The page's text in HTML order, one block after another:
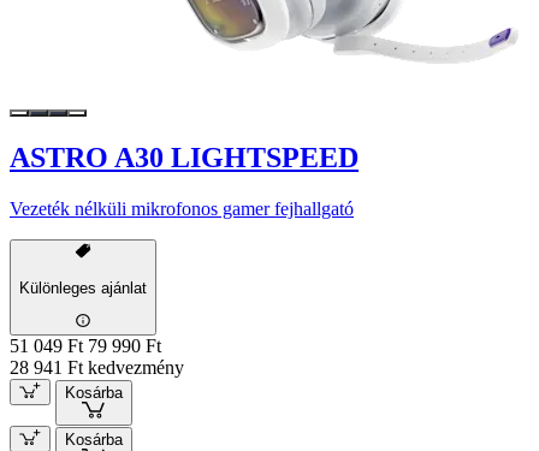
ASTRO A30 LIGHTSPEED
Vezeték nélküli mikrofonos gamer fejhallgató
Különleges ajánlat
51 049 Ft 79 990 Ft
28 941 Ft kedvezmény
Kosárba
Kosárba